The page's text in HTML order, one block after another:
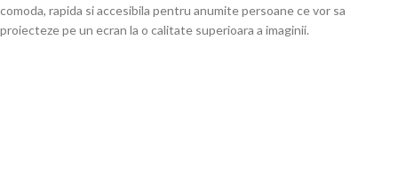
comoda, rapida si accesibila pentru anumite persoane ce vor sa
proiecteze pe un ecran la o calitate superioara a imaginii.